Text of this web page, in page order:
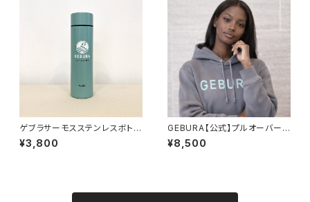
ゲブラサーモスステンレスボトル
370ml
¥3,800
GEBURA【公式】プルオーバーパ
ーカー
¥8,500